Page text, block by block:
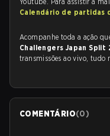
Calendário de partidas
Acompanhe toda a ação
Challengers Japan Split
transmissões ao vivo, tudo
COMENTÁRIO(0)